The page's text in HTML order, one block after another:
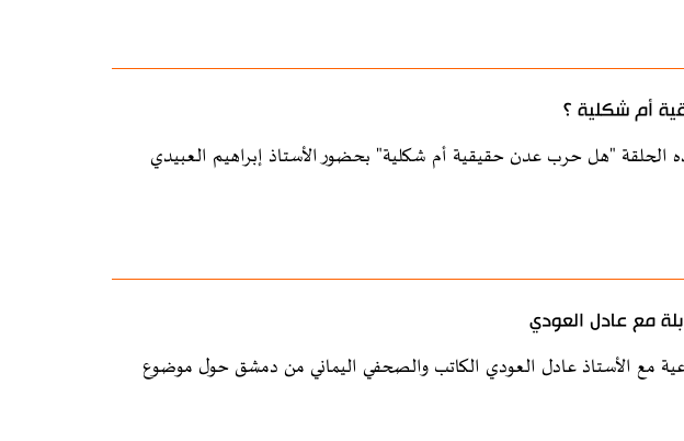
أم شكلية ؟
"هل حرب عدن حقيقية أم شكلية" بحضور الأستاذ إبراهيم العبيدي
مع عادل العودي
مع الأستاذ عادل العودي الكاتب والصحفي اليماني من دمشق حول موضوع